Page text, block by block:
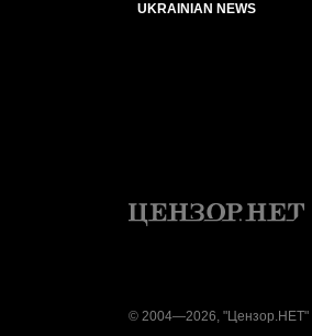
UKRAINIAN NEWS
© 2004—2026, "Цензор.НЕТ"